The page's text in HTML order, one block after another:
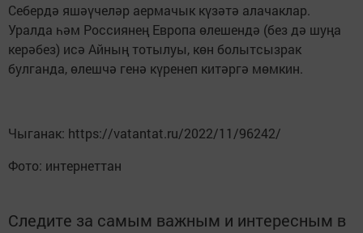
Себердә яшәүчеләр аермачык күзәтә алачаклар.
Уралда һәм Россиянең Европа өлешендә (без дә шуңа
керәбез) исә Айның тотылуы, көн болытсызрак
булганда, өлешчә генә күренеп китәргә мөмкин.
Чыганак: https://vatantat.ru/2022/11/96242/
Фото: интернеттан
Следите за самым важным и интересным в